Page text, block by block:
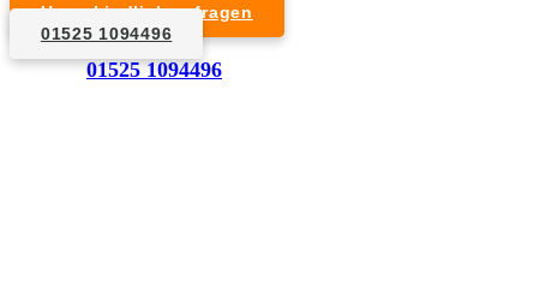
01525 1094496
Unverbindlich anfragen
01525 1094496
1. Anfrage